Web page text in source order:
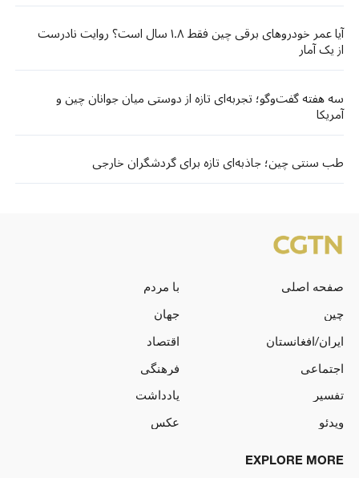
آیا عمر خودروهای برقی چین فقط ۱.۸ سال است؟ روایت نادرست
از یک آمار
سه هفته گفت‌وگو؛ تجربه‌ای تازه از دوستی میان جوانان چین و
آمریکا
طب سنتی چین؛ جاذبه‌ای تازه برای گردشگران خارجی
صفحه اصلی
با مردم
چین
جهان
ایران/افغانستان
اقتصاد
اجتماعی
فرهنگی
تفسیر
یادداشت
ویدئو
عکس
EXPLORE MORE